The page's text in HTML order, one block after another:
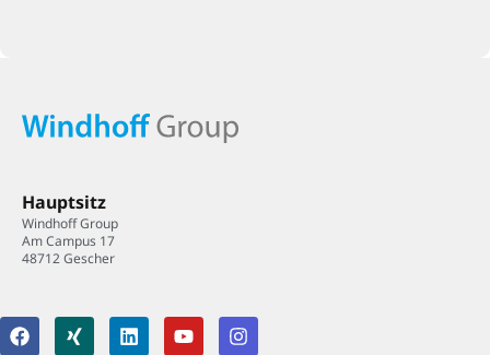
Hauptsitz
Windhoff Group
Am Campus 17
48712 Gescher